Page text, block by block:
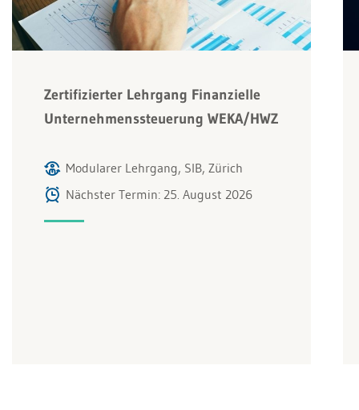
Zertifizierter Lehrgang Finanzielle
Unternehmenssteuerung WEKA/HWZ
Modularer Lehrgang, SIB, Zürich
Nächster Termin: 25. August 2026